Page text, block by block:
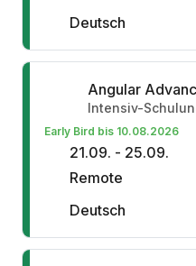
Deutsch
Intensiv-
Early Bird bis 10.08.2026
21.09. - 25.09.
Remote
Deutsch